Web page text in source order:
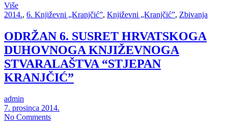
Više
2014., 6. Književni „Kranjčić”, Književni „Kranjčić”, Zbivanja
ODRŽAN 6. SUSRET HRVATSKOGA
DUHOVNOGA KNJIŽEVNOGA
STVARALAŠTVA “STJEPAN
KRANJČIĆ”
admin
7. prosinca 2014.
No Comments